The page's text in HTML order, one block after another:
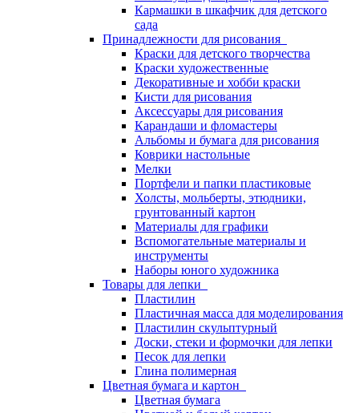
Кармашки в шкафчик для детского
сада
Принадлежности для рисования
Краски для детского творчества
Краски художественные
Декоративные и хобби краски
Кисти для рисования
Аксессуары для рисования
Карандаши и фломастеры
Альбомы и бумага для рисования
Коврики настольные
Мелки
Портфели и папки пластиковые
Холсты, мольберты, этюдники,
грунтованный картон
Материалы для графики
Вспомогательные материалы и
инструменты
Наборы юного художника
Товары для лепки
Пластилин
Пластичная масса для моделирования
Пластилин скульптурный
Доски, стеки и формочки для лепки
Песок для лепки
Глина полимерная
Цветная бумага и картон
Цветная бумага